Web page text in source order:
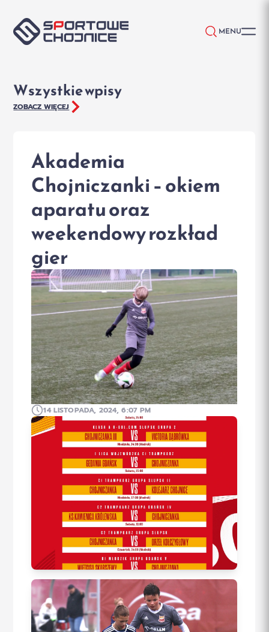
MENU
Wszystkie wpisy
ZOBACZ WIĘCEJ
Akademia
Chojniczanki – okiem
aparatu oraz
weekendowy rozkład
gier
14 LISTOPADA, 2024, 6:07 PM